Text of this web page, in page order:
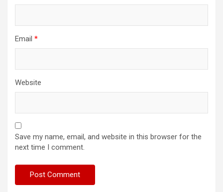
Email *
Website
Save my name, email, and website in this browser for the
next time I comment.